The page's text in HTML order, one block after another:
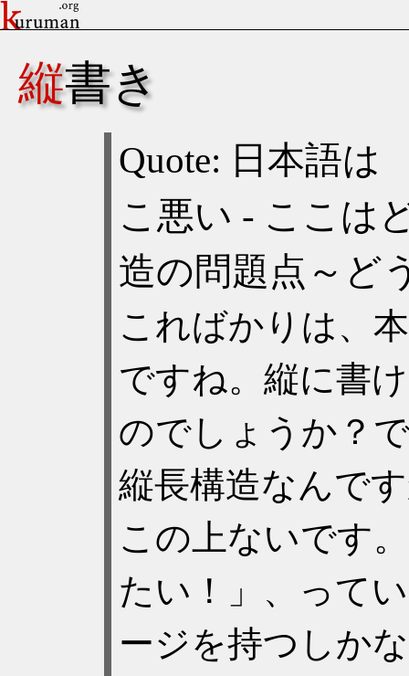
縦書き
こればかりは、
ですね。縦に書
のでしょうか？
縦長構造なんで
この上ないです
たい！」、って
ージを持つしか